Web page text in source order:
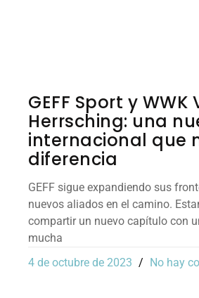
GEFF Sport y WWK
Herrsching: una
internacional que
diferencia
GEFF sigue expandiendo sus
nuevos aliados en el camino.
compartir un nuevo capítulo con
mucha
4 de octubre de 2023
No hay